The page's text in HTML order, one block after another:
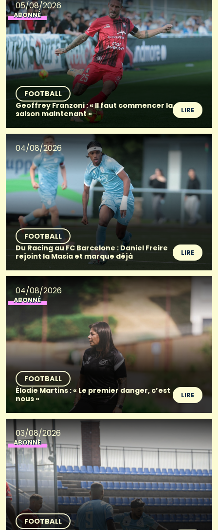
05/08/2026
ABONNÉ
FOOTBALL
Geoffrey Franzoni : « Il faut commencer la
saison maintenant »
LIRE
04/08/2026
FOOTBALL
Du Racing au FC Barcelone : Daniel Freire
rejoint la Masia et marque déjà
LIRE
04/08/2026
ABONNÉ
FOOTBALL
Élodie Martins : « Le premier danger, c’est
nous »
LIRE
03/08/2026
ABONNÉ
FOOTBALL